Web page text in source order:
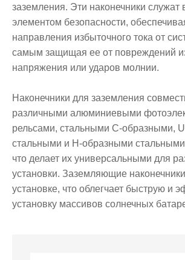
заземления. Эти наконечники
элементом безопасности,
направления избыточного тока от
самым защищая ее от повреждений
напряжения или ударов молнии.
Наконечники для заземления
различными алюминиевыми
рельсами, стальными C-образными,
стальными и H-образными
что делает их универсальными для
установки. Заземляющие
установке, что облегчает быструю и
установку массивов солнечных